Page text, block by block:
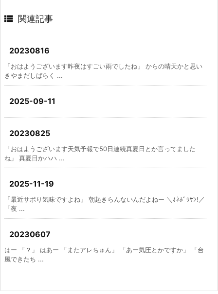
 関連記事
20230816
「おはようございます昨夜はすごい雨でしたね」 からの晴天かと思い
きやまだしばらく ...
2025-09-11
20230825
「おはようございます天気予報で50日連続真夏日とか言ってました
ね」 真夏日かハハ ...
2025-11-19
「最近サボり気味ですよね」 朝起きらんないんだよねー ＼ｵﾈﾎﾞｳｻﾝ!／
「夜 ...
20230607
はー 「？」 はあー 「またアレちゅん」 「あー気圧とかですか」 「台
風できたち ...